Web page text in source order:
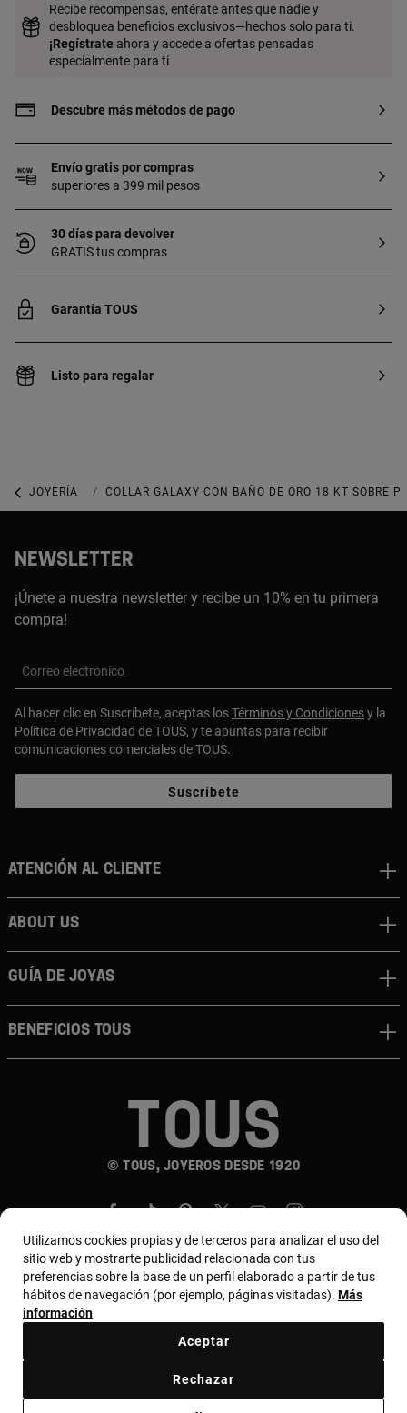
Recibe recompensas, entérate antes que nadie y
desbloquea beneficios exclusivos—hechos solo para ti.
¡Regístrate ahora y accede a ofertas pensadas
especialmente para ti
Descubre más métodos de pago
Envío gratis por compras
superiores a 399 mil pesos
30 días para devolver
GRATIS tus compras
Garantía TOUS
Listo para regalar
JOYERÍA COLLARES
COLLAR GALAXY CON BAÑO DE ORO 18 KT SOBRE
NEWSLETTER
¡Únete a nuestra newsletter y recibe un 10% en tu primera
compra!
Correo electrónico
Al hacer clic en Suscríbete, aceptas losTérminos y Condicionesy la
Política de Privacidad de TOUS, y te apuntas para recibir
comunicaciones comerciales de TOUS.
Suscríbete
© TOUS, JOYEROS DESDE 1920
Atención al cliente
About us
Guía de joyas
Beneficios TOUS
País y moneda:Colombia / Colombian Peso
Utilizamos cookies propias y de terceros para analizar el uso del
sitio web y mostrarte publicidad relacionada con tus
preferencias sobre la base de un perfil elaborado a partir de tus
hábitos de navegación (por ejemplo, páginas visitadas). Más
información
Rechazar
Aceptar